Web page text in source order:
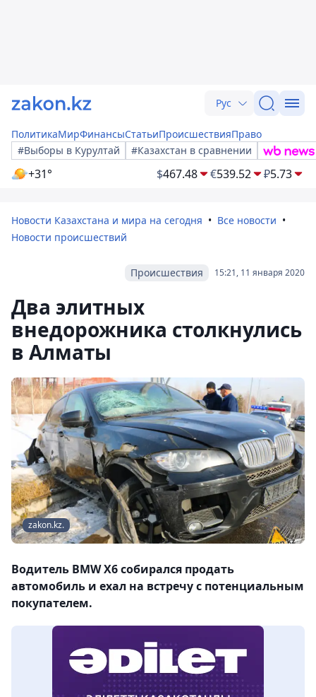
Рус
ПолитикаМирФинансыСтатьиПроисшествияПраво
#Выборы в Курултай
#Казахстан в сравнении
+31° $467.48 €539.52 ₽5.73
Новости Казахстана и мира на сегодня
Все новости
Новости происшествий
15:21, 11 января 2020
Происшествия
Два элитных
внедорожника столкнулись
в Алматы
zakon.kz.
Водитель BMW X6 собирался продать
автомобиль и ехал на встречу с потенциальным
покупателем.